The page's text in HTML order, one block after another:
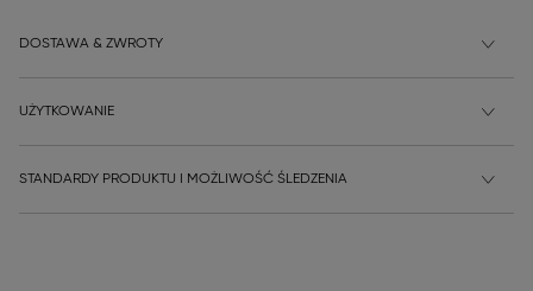
DOSTAWA & ZWROTY
UŻYTKOWANIE
STANDARDY PRODUKTU I MOŻLIWOŚĆ ŚLEDZENIA